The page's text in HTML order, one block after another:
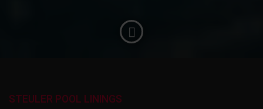
STEULER POOL LININGS